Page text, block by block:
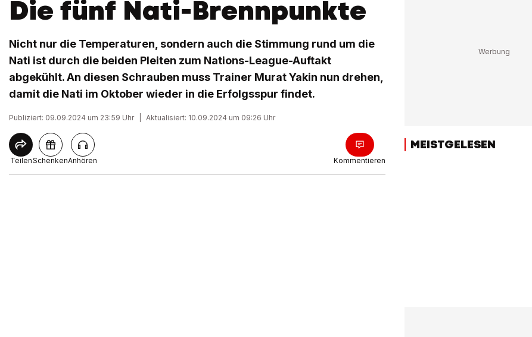
Die fünf Nati-Brennpunkte
Nicht nur die Temperaturen, sondern auch die Stimmung rund um die
Nati ist durch die beiden Pleiten zum Nations-League-Auftakt
abgekühlt. An diesen Schrauben muss Trainer Murat Yakin nun drehen,
damit die Nati im Oktober wieder in die Erfolgsspur findet.
Publiziert: 09.09.2024 um 23:59 Uhr Aktualisiert: 10.09.2024 um 09:26 Uhr
TeilenSchenkenAnhören Kommentieren
MEISTGELESEN